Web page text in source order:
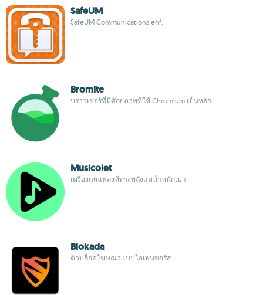
SafeUM
SafeUM Communications ehf.
Bromite
บราวเซอร์ที่มีศักยภาพที่ใช้ Chromium เป็นหลัก
Musicolet
เครื่องเล่นเพลงที่ทรงพลังแต่น้ำหนักเบา
Blokada
ตัวบล็อคโฆษณาแบบโอเพ่นซอร์ส